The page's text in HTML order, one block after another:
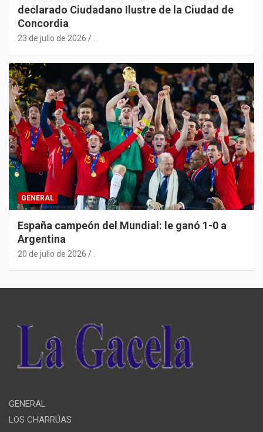
declarado Ciudadano Ilustre de la Ciudad de
Concordia
23 de julio de 2026
GENERAL
España campeón del Mundial: le ganó 1-0 a
Argentina
20 de julio de 2026 .
GENERAL
LOS CHARRÚAS